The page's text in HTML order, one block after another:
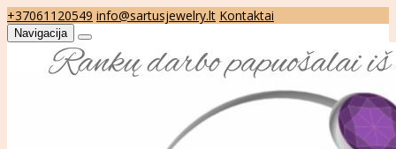
+37061120549 info@sartusjewelry.lt Kontaktai
Navigacija